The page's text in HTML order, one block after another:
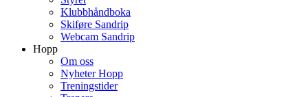
Klubbhåndboka
Skiføre Sandrip
Webcam Sandrip
Hopp
Om oss
Nyheter Hopp
Treningstider